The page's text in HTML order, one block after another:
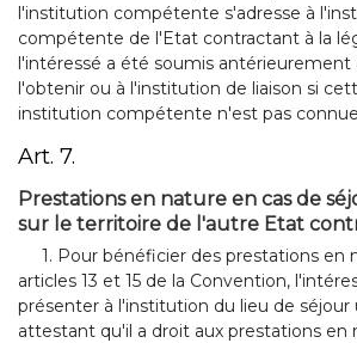
l'institution compétente s'adresse à
compétente de l'Etat contractant à la
l'intéressé a été soumis antérieurement
l'obtenir ou à l'institution de liaison si
institution compétente n'est pas
Art. 7.
Prestations en nature en cas de
sur le territoire de l'autre Etat
1. Pour bénéficier des prestations en
articles 13 et 15 de la Convention,
présenter à l'institution du lieu de
attestant qu'il a droit aux prestations en